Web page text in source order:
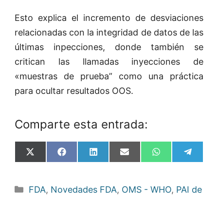
Esto explica el incremento de desviaciones
relacionadas con la integridad de datos de las
últimas inpecciones, donde también se
critican las llamadas inyecciones de
«muestras de prueba” como una práctica
para ocultar resultados OOS.
Comparte esta entrada:
Compartir
en
X
(
i
Compartir
en
F
a
b
Compartir
en
L
i
e
Compartir
en
E
m
l
Compartir
en
W
h
s
en
e
g
Categorías
FDA, Novedades FDA, OMS - WHO, PAI de